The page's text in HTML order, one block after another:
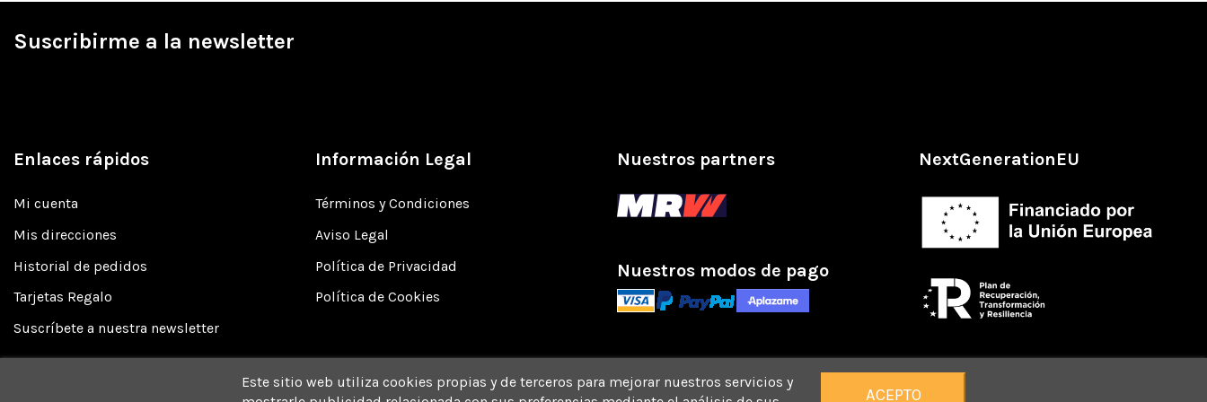
Suscribirme a la newsletter
Enlaces rápidos
Mi cuenta
Mis direcciones
Historial de pedidos
Tarjetas Regalo
Suscríbete a nuestra newsletter
Información Legal
Términos y Condiciones
Aviso Legal
Política de Privacidad
Política de Cookies
Nuestros partners
Nuestros modos de pago
NextGenerationEU
Este sitio web utiliza cookies propias y de terceros para mejorar nuestros servicios y
ACEPTO